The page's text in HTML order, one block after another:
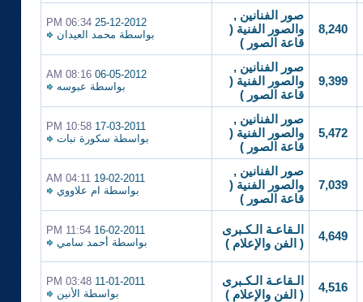
8,240
صور الفنانين ,
والصور الفنية (
قاعة الصور )
25-12-2012
06:34 PM
بواسطة محمد العيدان
9,399
صور الفنانين ,
والصور الفنية (
قاعة الصور )
06-05-2012
08:16 AM
بواسطة عبوسه
5,472
صور الفنانين ,
والصور الفنية (
قاعة الصور )
17-03-2011
10:58 PM
بواسطة سكورة نبات
7,039
صور الفنانين ,
والصور الفنية (
قاعة الصور )
19-02-2011
04:11 AM
بواسطة ام علاووي
4,649
الـقاعـة الـكـبرى
( الفن والإعلام )
16-02-2011
11:54 PM
بواسطة أحمد سامي
4,516
الـقاعـة الـكـبرى
( الفن والإعلام )
11-01-2011
03:48 PM
بواسطة الأنين